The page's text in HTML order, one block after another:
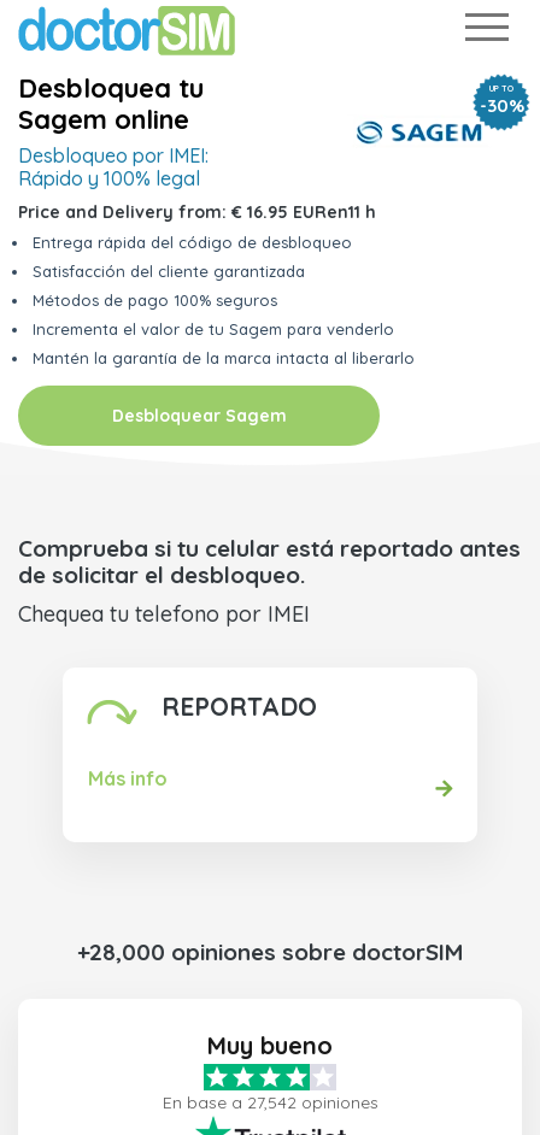
UP TO
-30%
Desbloquea tu
Sagem online
Desbloqueo por IMEI:
Rápido y 100% legal
Price and Delivery from: € 16.95 EURen11 h
Entrega rápida del código de desbloqueo
Satisfacción del cliente garantizada
Métodos de pago 100% seguros
Incrementa el valor de tu Sagem para venderlo
Mantén la garantía de la marca intacta al liberarlo
Desbloquear Sagem
Comprueba si tu celular está reportado antes
de solicitar el desbloqueo.
Chequea tu telefono por IMEI
REPORTADO
Más info
+28,000 opiniones sobre doctorSIM
Muy bueno
En base a 27,542 opiniones